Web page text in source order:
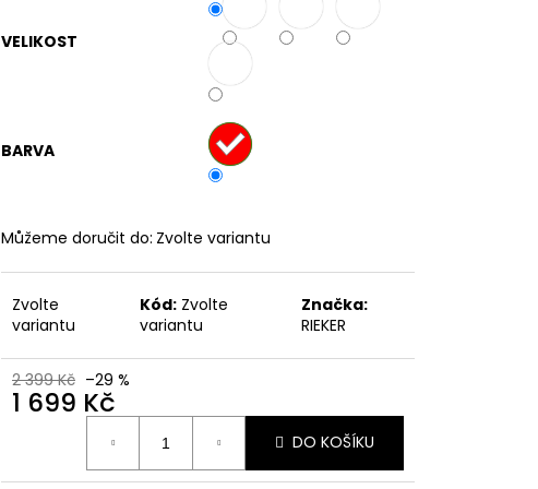
VELIKOST
BARVA
Můžeme doručit do: Zvolte variantu
Zvolte
variantu
Kód: Zvolte
variantu
Značka:
RIEKER
2 399 Kč –29 %
1 699 Kč
DO KOŠÍKU
899 Kč